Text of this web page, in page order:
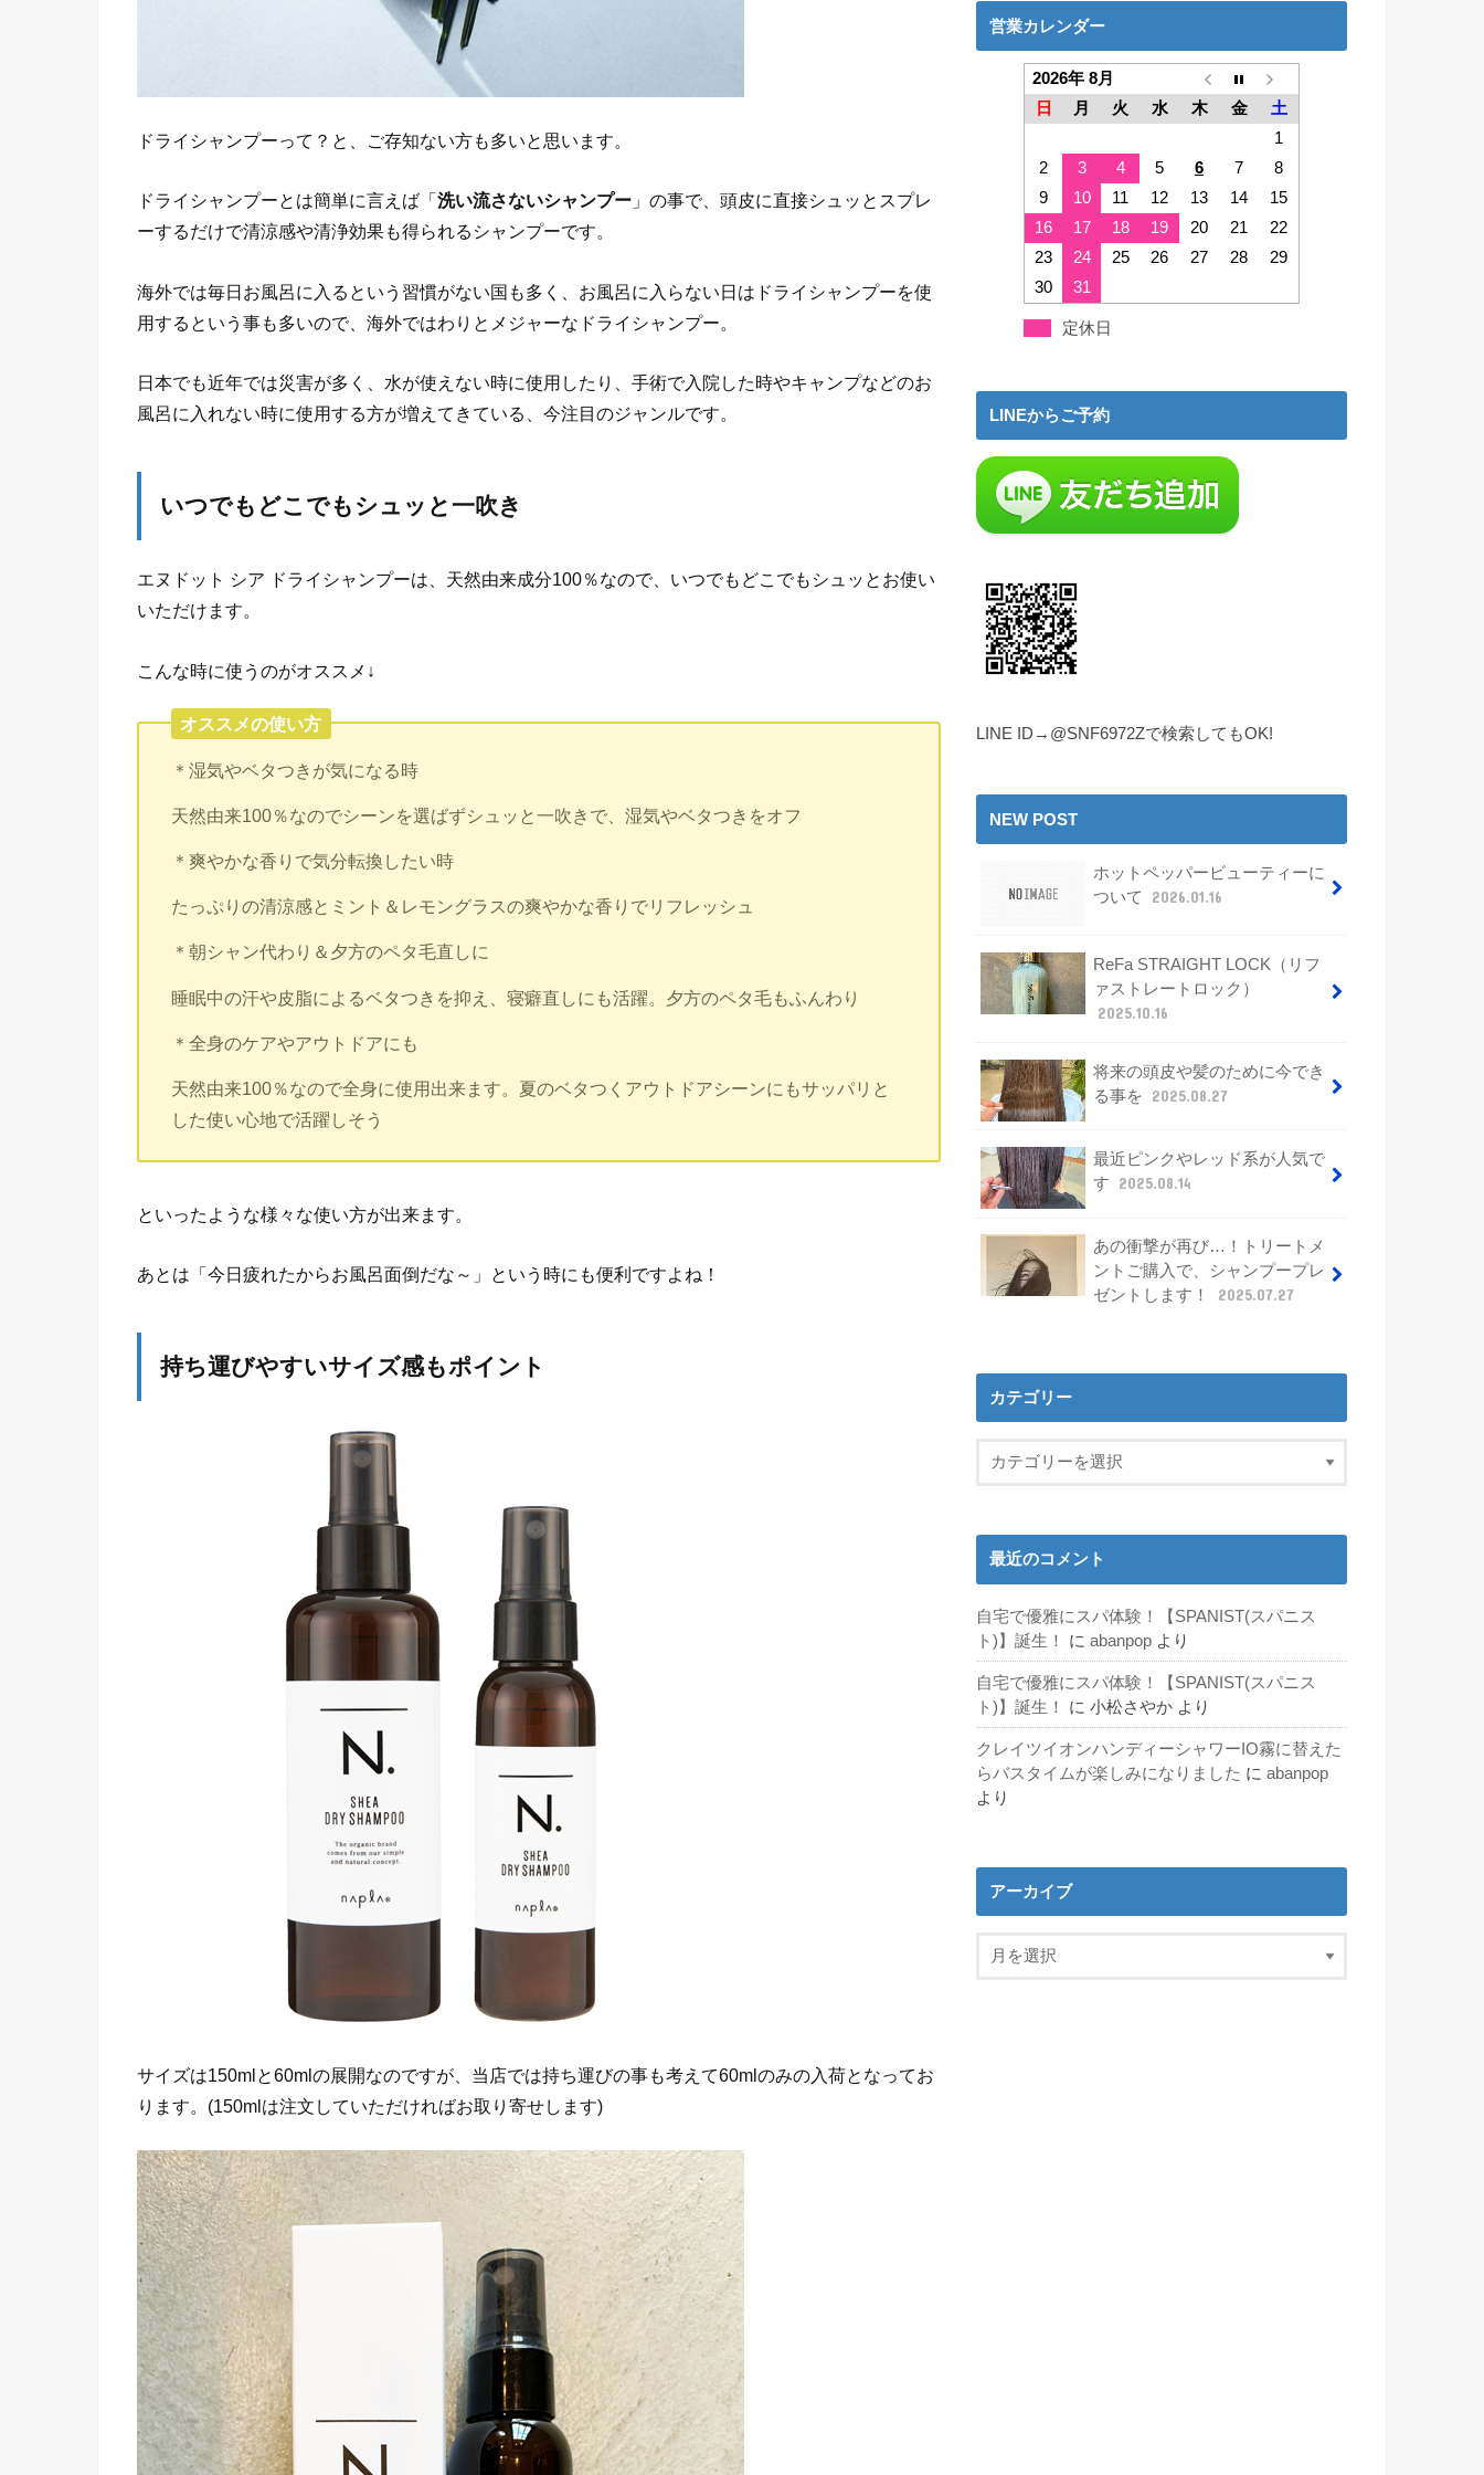
ドライシャンプーって？と、ご存知ない方も多いと思います。
ドライシャンプーとは簡単に言えば「 洗い流さないシャンプー 」の事で、頭皮に直接シュッとスプレ
ーするだけで清涼感や清浄効果も得られるシャンプーです。
海外では毎日お風呂に入るという習慣がない国も多く、お風呂に入らない日はドライシャンプーを使
用するという事も多いので、海外ではわりとメジャーなドライシャンプー。
日本でも近年では災害が多く、水が使えない時に使用したり、手術で入院した時やキャンプなどのお
風呂に入れない時に使用する方が増えてきている、今注目のジャンルです。
いつでもどこでもシュッと一吹き
エヌドット シア ドライシャンプーは、天然由来成分100％なので、いつでもどこでもシュッとお使い
いただけます。
こんな時に使うのがオススメ↓
オススメの使い方
＊湿気やベタつきが気になる時
天然由来100％なのでシーンを選ばずシュッと一吹きで、湿気やベタつきをオフ
＊爽やかな香りで気分転換したい時
たっぷりの清涼感とミント＆レモングラスの爽やかな香りでリフレッシュ
＊朝シャン代わり＆夕方のペタ毛直しに
睡眠中の汗や皮脂によるベタつきを抑え、寝癖直しにも活躍。夕方のペタ毛もふんわり
＊全身のケアやアウトドアにも
天然由来100％なので全身に使用出来ます。夏のベタつくアウトドアシーンにもサッパリと
した使い心地で活躍しそう
といったような様々な使い方が出来ます。
あとは「今日疲れたからお風呂面倒だな～」という時にも便利ですよね！
持ち運びやすいサイズ感もポイント
サイズは150mlと60mlの展開なのですが、当店では持ち運びの事も考えて60mlのみの入荷となってお
ります。(150mlは注文していただければお取り寄せします)
営業カレンダー
2026年 8月
日
月 火 水 木 金
土
1
2
3 4 5 6 7
8
9
10 11 12 13 14
15
16
17 18 19 20 21
22
23
24 25 26 27 28
29
30
31
定休日
LINEからご予約
LINE ID→@SNF6972Zで検索してもOK!
NEW POST
ホットペッパービューティーに
ついて
2026.01.16
ReFa STRAIGHT LOCK（リフ
ァストレートロック）
2025.10.16
将来の頭皮や髪のために今でき
る事を
2025.08.27
最近ピンクやレッド系が人気で
す
2025.08.14
あの衝撃が再び…！トリートメ
ントご購入で、シャンプープレ
ゼントします！
2025.07.27
カテゴリー
最近のコメント
自宅で優雅にスパ体験！【SPANIST(スパニス
ト)】誕生！
に abanpop より
自宅で優雅にスパ体験！【SPANIST(スパニス
ト)】誕生！
に 小松さやか より
クレイツイオンハンディーシャワーIO霧に替えた
らバスタイムが楽しみになりました に abanpop
より
アーカイブ